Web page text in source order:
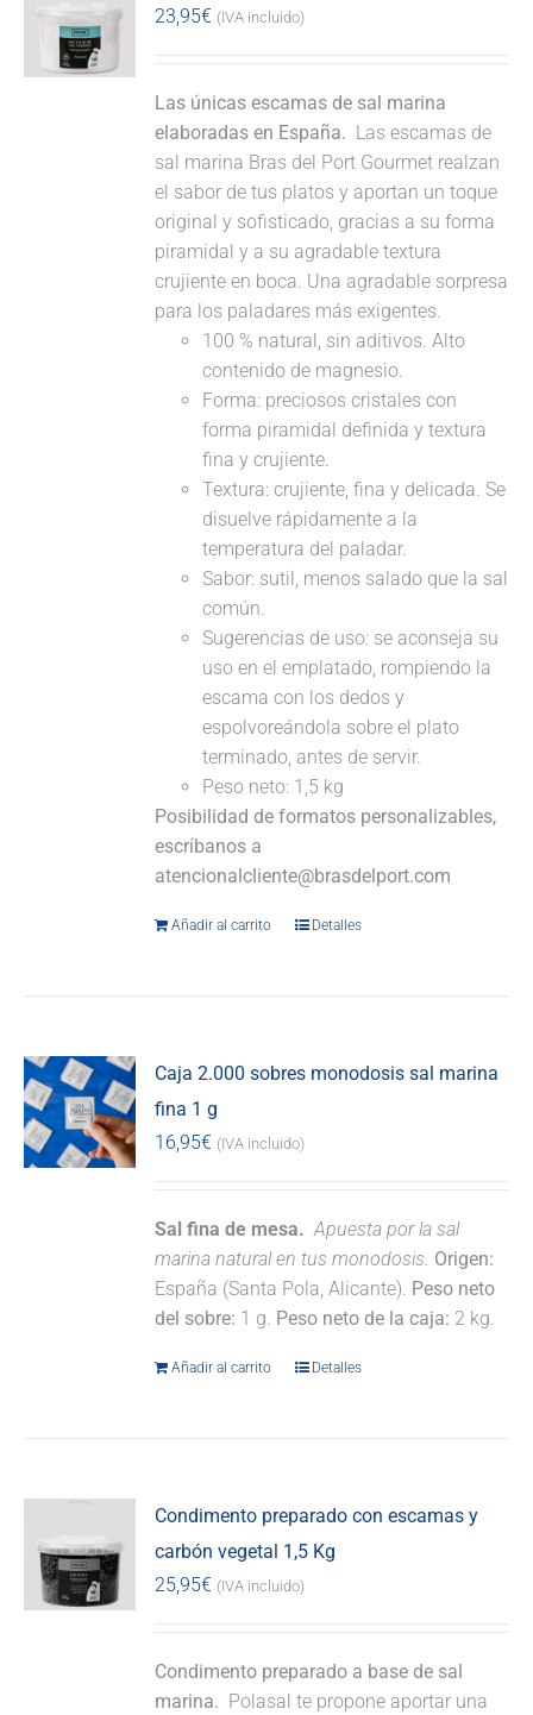
23,95€ (IVA incluido)
Las únicas escamas de sal marina
elaboradas en España. Las escamas de
sal marina Bras del Port Gourmet realzan
el sabor de tus platos y aportan un toque
original y sofisticado, gracias a su forma
piramidal y a su agradable textura
crujiente en boca. Una agradable sorpresa
para los paladares más exigentes.
100 % natural, sin aditivos. Alto
contenido de magnesio.
Forma: preciosos cristales con
forma piramidal definida y textura
fina y crujiente.
Textura: crujiente, fina y delicada. Se
disuelve rápidamente a la
temperatura del paladar.
Sabor: sutil, menos salado que la sal
común.
Sugerencias de uso: se aconseja su
uso en el emplatado, rompiendo la
escama con los dedos y
espolvoreándola sobre el plato
terminado, antes de servir.
Peso neto: 1,5 kg
Posibilidad de formatos personalizables,
escríbanos a
atencionalcliente@brasdelport.com
Añadir al carrito Detalles
Caja 2.000 sobres monodosis sal marina
fina 1 g
16,95€ (IVA incluido)
Sal fina de mesa. Apuesta por la sal
marina natural en tus monodosis. Origen:
España (Santa Pola, Alicante). Peso neto
del sobre: 1 g. Peso neto de la caja: 2 kg.
Añadir al carrito Detalles
Condimento preparado con escamas y
carbón vegetal 1,5 Kg
25,95€ (IVA incluido)
Condimento preparado a base de sal
marina. Polasal te propone aportar una